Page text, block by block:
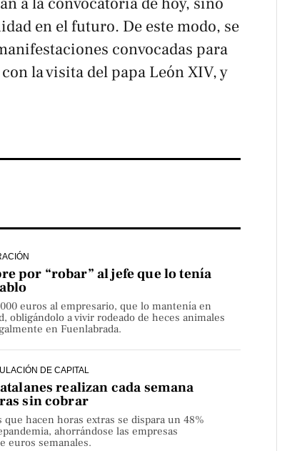
en el futuro. De este modo, se
convocadas para
la visita del papa León XIV, y
por “robar” al jefe que lo tenía
euros al empresario, que lo mantenía en
obligándolo a vivir rodeado de heces animales
en Fuenlabrada.
DE CAPITAL
realizan cada semana
sin cobrar
que hacen horas extras se dispara un 48%
ahorrándose las empresas
euros semanales.